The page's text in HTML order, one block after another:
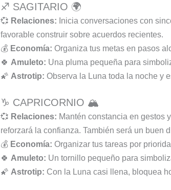
♐ SAGITARIO 🌍
💞 Relaciones: Inicia conversaciones con
favorable construir sobre acuerdos recientes.
💰 Economía: Organiza tus metas en pasos
🍀 Amuleto: Una pluma pequeña para
🌠 Astrotip: Observa la Luna toda la noche y
♑ CAPRICORNIO 🏔️
💞 Relaciones: Mantén constancia en gestos
reforzará la confianza. También será un buen
💰 Economía: Organizar tus tareas por
🍀 Amuleto: Un tornillo pequeño para
🌠 Astrotip: Con la Luna casi llena, bloquea